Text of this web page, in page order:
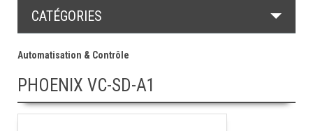
CATÉGORIES
Automatisation & Contrôle
PHOENIX VC-SD-A1